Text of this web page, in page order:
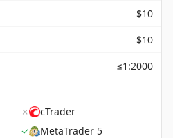
$10
$10
≤1:2000
✗
cTrader
✓
MetaTrader 5